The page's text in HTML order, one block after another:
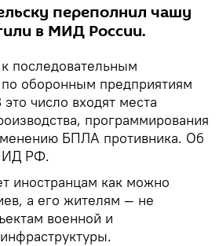
переполнил чашу
в МИД России.
последовательным
оборонным предприятиям
число входят места
программирования
БПЛА противника. Об
РФ.
иностранцам как можно
а его жителям — не
военной и